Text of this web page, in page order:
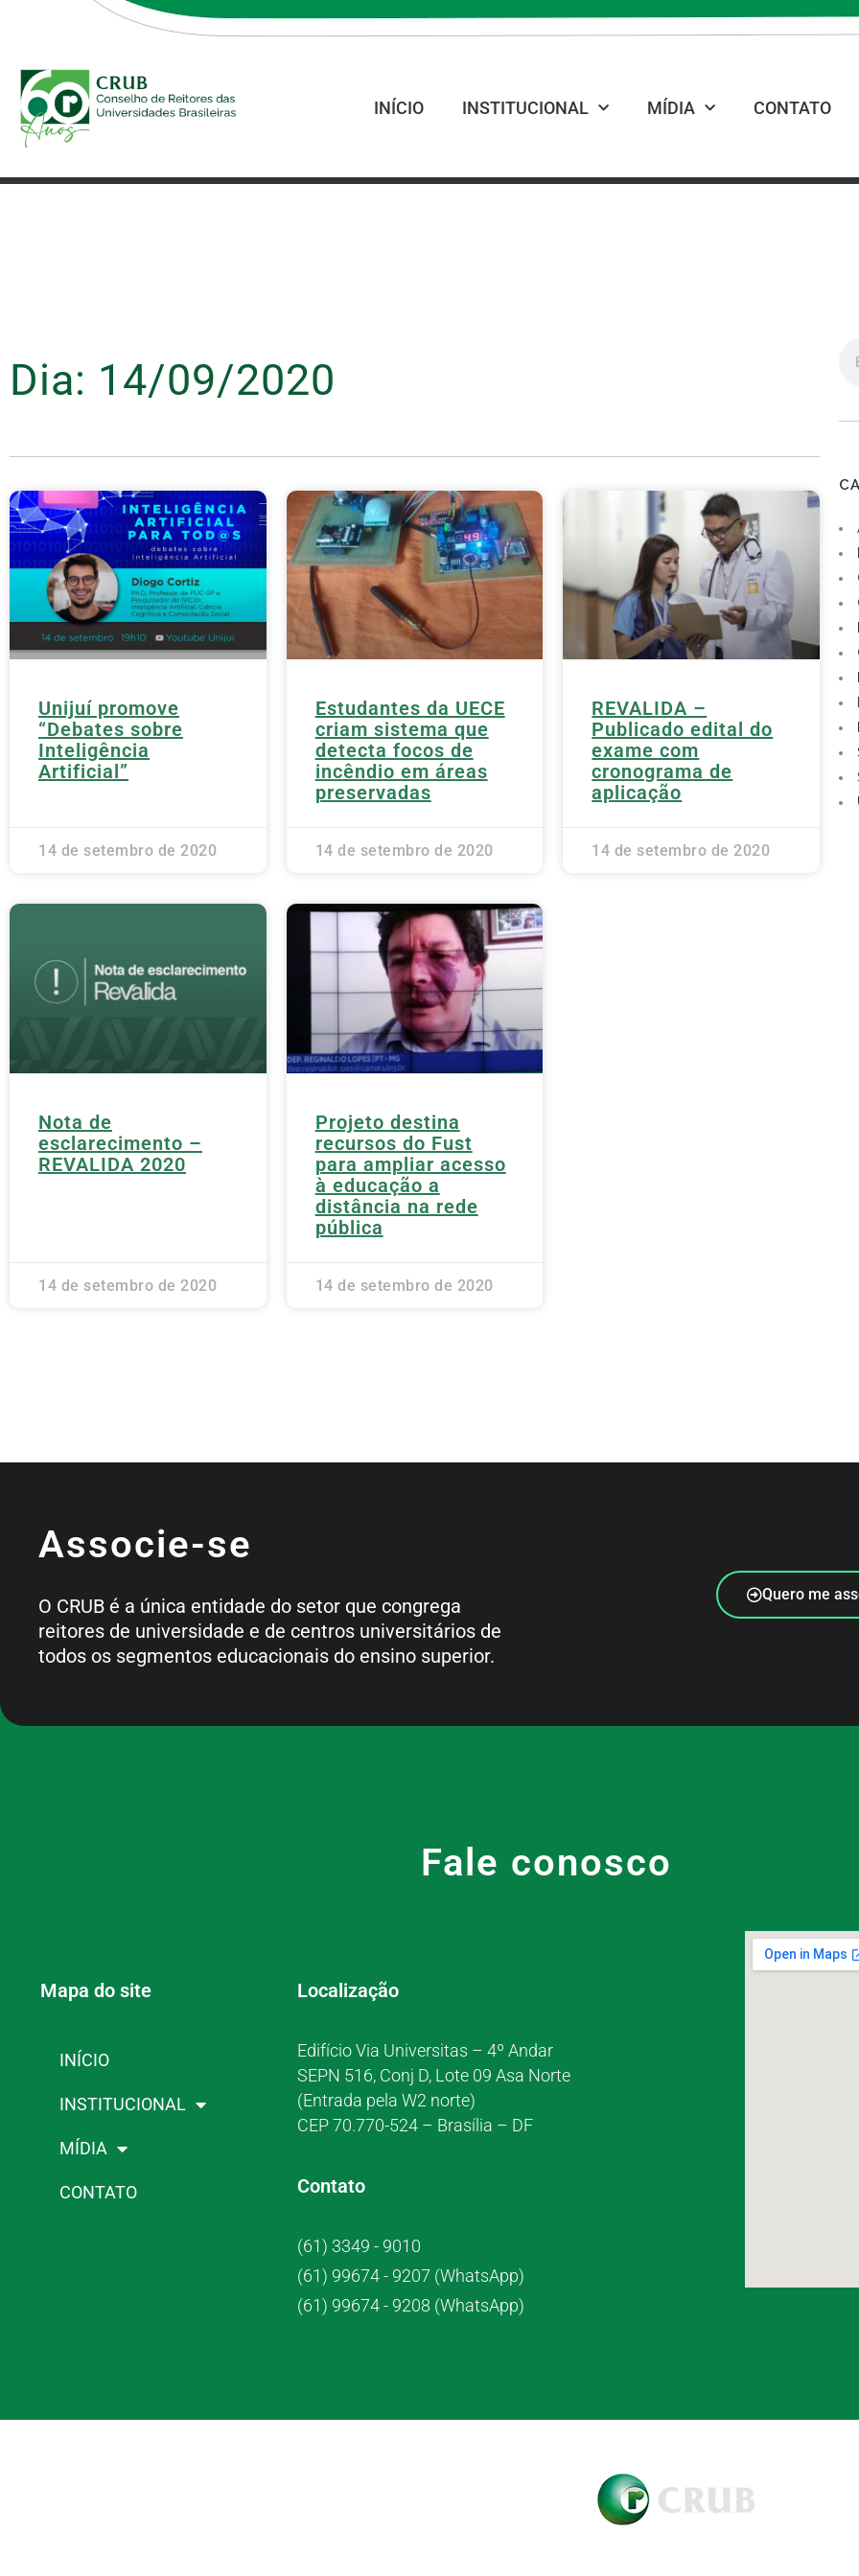
INÍCIO INSTITUCIONAL MÍDIA CONTATO
Dia: 14/09/2020
Unijuí promove
“Debates sobre
Inteligência
Artificial”
14 de setembro de 2020
Estudantes da UECE
criam sistema que
detecta focos de
incêndio em áreas
preservadas
14 de setembro de 2020
REVALIDA –
Publicado edital do
exame com
cronograma de
aplicação
14 de setembro de 2020
Nota de
esclarecimento –
REVALIDA 2020
14 de setembro de 2020
Projeto destina
recursos do Fust
para ampliar acesso
à educação a
distância na rede
pública
14 de setembro de 2020
Associe-se
O CRUB é a única entidade do setor que congrega
reitores de universidade e de centros universitários de
todos os segmentos educacionais do ensino superior.
Quero me
Fale conosco
Mapa do site
INÍCIO
INSTITUCIONAL
MÍDIA
CONTATO
Localização
Edifício Via Universitas – 4º Andar
SEPN 516, Conj D, Lote 09 Asa Norte
(Entrada pela W2 norte)
CEP 70.770-524 – Brasília – DF
Contato
(61) 3349 - 9010
(61) 99674 - 9207 (WhatsApp)
(61) 99674 - 9208 (WhatsApp)